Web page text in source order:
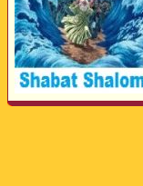
Perwerde ya Zimanê
Kurdî û Îngîlîzî